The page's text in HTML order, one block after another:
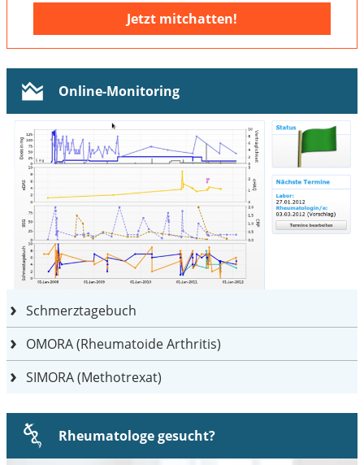
Jetzt mitchatten!
Online-Monitoring
Schmerztagebuch
OMORA (Rheumatoide Arthritis)
SIMORA (Methotrexat)
Rheumatologe gesucht?